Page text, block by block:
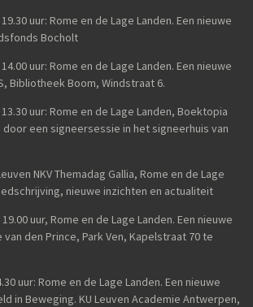
uur: Rome en de Lage Landen. Een nieuwe
Bocholt
uur: Rome en de Lage Landen. Een nieuwe
Bibliotheek Boom, Windstraat 6.
uur: Rome en de Lage Landen, Boektopia
een signeersessie in het signeerhuis van
NKV Themadag Gallia, Rome en de Lage
nieuwe inzichten en actualiteit
uur, Rome en de Lage Landen. Een nieuwe
den Prince, Park Ven, Kapelstraat 70 te
uur: Rome en de Lage Landen. Een nieuwe
in Beweging. KU Leuven Academie Antwerpen,